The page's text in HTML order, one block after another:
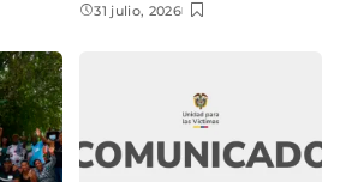
31 julio, 2026